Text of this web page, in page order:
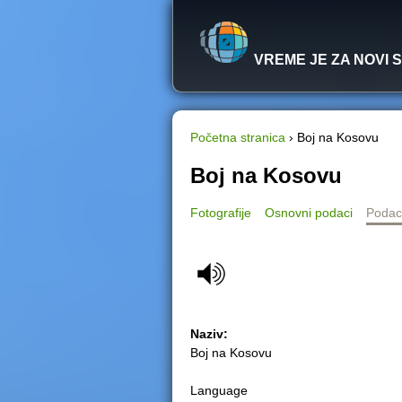
VREME JE ZA NOVI
Y
o
a
e
h
Početna stranica › Boj na Kosovu
Boj na Kosovu
Fotografije Osnovni podaci
Naziv:
Boj na Kosovu
Language